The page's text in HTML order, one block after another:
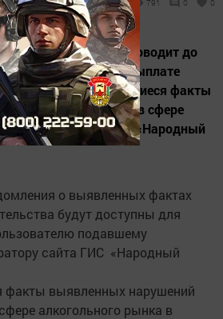
09:43
791 0 0
доводит до
информацию о выплате
за подтвердившиеся факты
законодательства в сфере
рамках работы ГИС «Народный
о выявленных фактах
будут доступны для
подавшему
сайта ГИС «Народный
факты выявленных нарушений
алкогольного рынка в